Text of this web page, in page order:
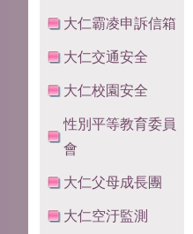
大仁霸凌申訴信箱
大仁交通安全
大仁校園安全
性別平等教育委員
會
大仁父母成長團
大仁空汙監測